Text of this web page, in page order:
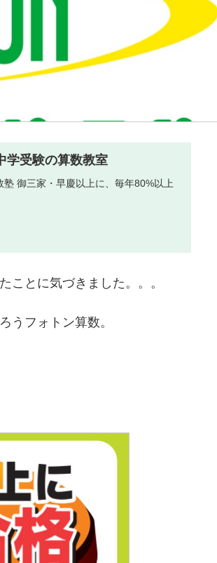
学受験の算数教室
御三家・早慶以上に、毎年80%以上
ことに気づきました。。。
うフォトン算数。